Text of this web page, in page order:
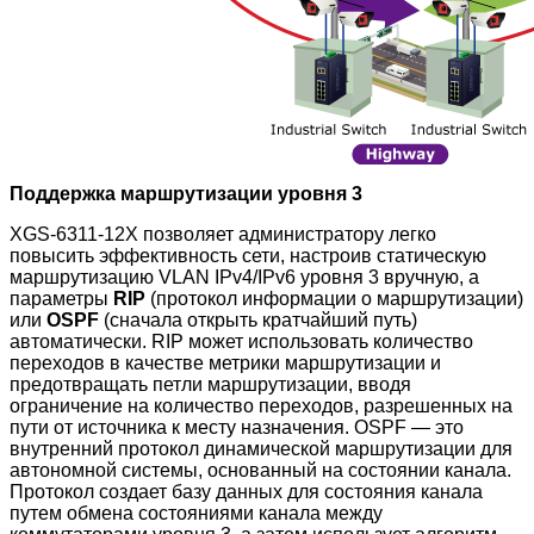
Поддержка маршрутизации уровня 3
XGS-6311-12X позволяет администратору легко
повысить эффективность сети, настроив статическую
маршрутизацию VLAN IPv4/IPv6 уровня 3 вручную, а
параметры RIP (протокол информации о маршрутизации)
или OSPF (сначала открыть кратчайший путь)
автоматически. RIP может использовать количество
переходов в качестве метрики маршрутизации и
предотвращать петли маршрутизации, вводя
ограничение на количество переходов, разрешенных на
пути от источника к месту назначения. OSPF — это
внутренний протокол динамической маршрутизации для
автономной системы, основанный на состоянии канала.
Протокол создает базу данных для состояния канала
путем обмена состояниями канала между